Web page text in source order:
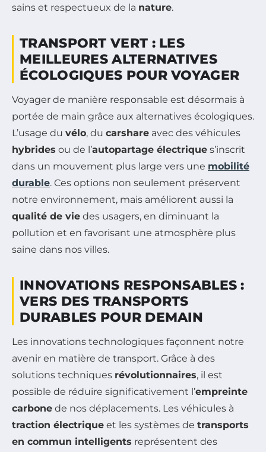
sains et respectueux de la nature.
TRANSPORT VERT : LES
MEILLEURES ALTERNATIVES
ÉCOLOGIQUES POUR VOYAGER
Voyager de manière responsable est désormais à
portée de main grâce aux alternatives écologiques.
L’usage du vélo, du carshare avec des véhicules
hybrides ou de l’autopartage électrique s’inscrit
dans un mouvement plus large vers une mobilité
durable. Ces options non seulement préservent
notre environnement, mais améliorent aussi la
qualité de vie des usagers, en diminuant la
pollution et en favorisant une atmosphère plus
saine dans nos villes.
INNOVATIONS RESPONSABLES :
VERS DES TRANSPORTS
DURABLES POUR DEMAIN
Les innovations technologiques façonnent notre
avenir en matière de transport. Grâce à des
solutions techniques révolutionnaires, il est
possible de réduire significativement l’empreinte
carbone de nos déplacements. Les véhicules à
traction électrique et les systèmes de transports
en commun intelligents représentent des